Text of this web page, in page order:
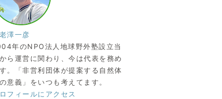
澤一彦
年のNPO法人地球野外塾設立当
ら運営に関わり、今は代表を務め
。「非営利団体が提案する自然体
意義」をいつも考えてます。
フィールにアクセス